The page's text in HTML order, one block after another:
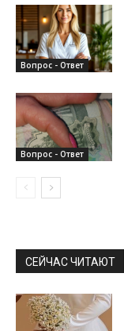
Вопрос - Ответ
Вопрос - Ответ
СЕЙЧАС ЧИТАЮТ